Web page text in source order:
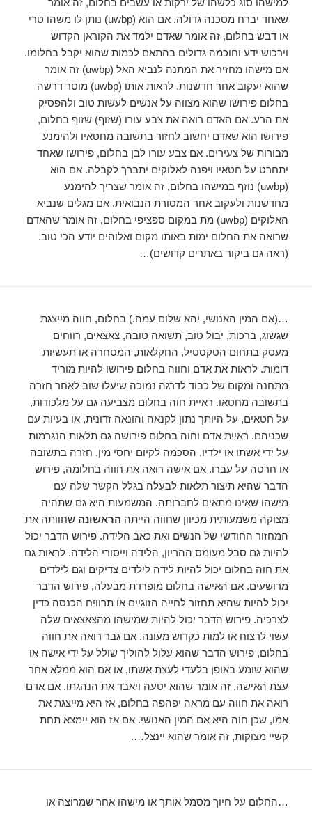
…(אם המין האנושי, יהא שלום עמה.) בחלום, חווה מייצגת
שגשוג, ברכות, יבול טוב, תשואה טובה, צאצאים, רווחים
מעסק בתחום הטקסטיל, החקלאות, המסחרה או תעשיות
דומות. לראות את אדם וחווה בחלום פירושו להיות מוריד
מתחנה ומקום של כבוד לדרגה נמוכה שיעלו שוב לאחר חזרה
בתשובה מחטאו. ראיית חוה בחלום מצביעה גם על מלכודות,
על חטאים, על היותך נתון לקנאה והונאה זדונית, או בעיות עם
שכניהם. ראיית אדם וחוה בחלום פירושה גם תלאות הנגרמות
על ידי אשתו או ילדיו, הסכמה לקיום יחסי מין, חזרה בתשובה
או חרטה על עברו. אם אישה רואה את חווה בחלומה, פירוש
הדבר שהיא תיצור תלאות לבעלה בגלל הקשר שלה עם
מישהו שאינו מתאים לחברותה. המשמעות היא גם שתהיה
מצוקה משמעותית מכיוון שחווה הייתה הראשונה שחוותה את
המחזור החודשי של הנשים ואת כאב הלידה. פירוש הדבר יכול
להיות גם סבל מעומס ההריון, הלידה וייסורי הלידה. לראות גם
את חוה בחלום יכול להיות לידה לילדים צדיקים וגם לילדים
מרושעים. אם האישה בחלום מופרדת מבעלה, פירוש הדבר
יכול להיות שהיא תחזור לחייה הזוגיים או תרוויח הכנסה כדין
לצרכיה. פירוש הדבר יכול להיות שמישהו מהצאצאים שלה
עשוי לרצוח או למות כקדוש מעונה. אם גבר רואה את חווה
בחלום, פירוש הדבר שהוא עלול להוליך שולל על ידי אישה או
שהוא שומע באופן בלעדי לעצת אשתו, או אם הוא ממלא אחר
עצת האישה, זה אומר שהוא יטעה ויאבד את הנהגתו. אם אדם
רואה את חווה עם מראה יפהפה בחלום, אז היא מייצגת את
אמו, שכן חוה היא אם המין האנושי. אם אז הוא יימצא תחת
קשיי מצוקות, זה אומר שהוא יינצל….
…החלום על חיוך מסמל אותך או מישהו אחר שמרוצה או